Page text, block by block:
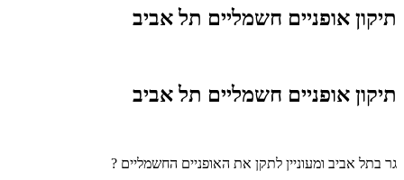
תיקון אופניים חשמליים תל אביב
תיקון אופניים חשמליים תל אביב
גר בתל אביב ומעוניין לתקן את האופניים החשמליים ?